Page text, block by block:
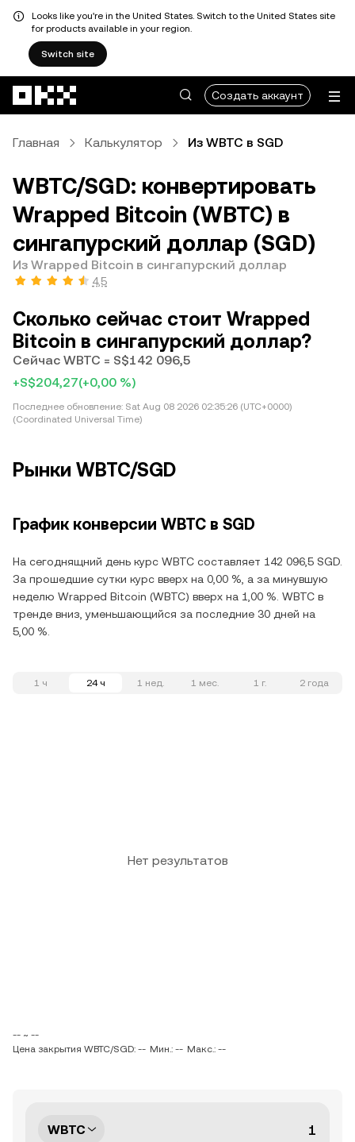
Looks like you're in the United States. Switch to the United States site
for products available in your region.
Switch site
Создать аккаунт
Главная Калькулятор Из WBTC в SGD
WBTC/SGD: конвертировать
Wrapped Bitcoin (WBTC) в
сингапурский доллар (SGD)
Из Wrapped Bitcoin в сингапурский доллар
4,5
Сколько сейчас стоит Wrapped
Bitcoin в сингапурский доллар?
Сейчас WBTC = S$142 096,5
+S$204,27(+0,00 %)
Последнее обновление: Sat Aug 08 2026 02:35:26 (UTC+0000)
(Coordinated Universal Time)
Рынки WBTC/SGD
График конверсии WBTC в SGD
На сегоднящний день курс WBTC составляет 142 096,5 SGD.
За прошедшие сутки курс вверх на 0,00 %, а за минувшую
неделю Wrapped Bitcoin (WBTC) вверх на 1,00 %. WBTC в
тренде вниз, уменьшающийся за последние 30 дней на
5,00 %.
1 ч 24 ч 1 нед. 1 мес. 1 г. 2 года
Нет результатов
-- ~ --
Цена закрытия WBTC/SGD: -- Мин.: -- Макс.: --
WBTC